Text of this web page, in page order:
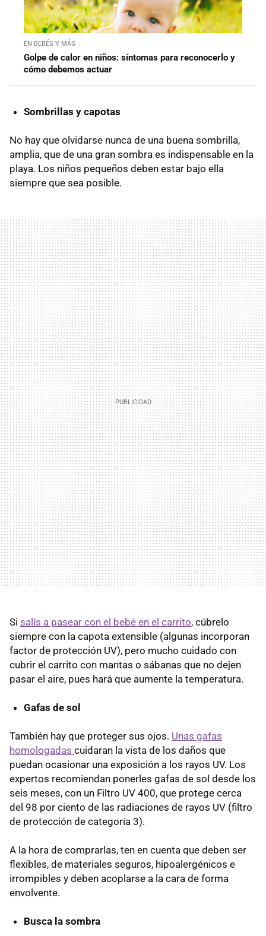
EN BEBÉS Y MÁS
Golpe de calor en niños: síntomas para reconocerlo y
cómo debemos actuar
Sombrillas y capotas
No hay que olvidarse nunca de una buena sombrilla,
amplia, que de una gran sombra es indispensable en la
playa. Los niños pequeños deben estar bajo ella
siempre que sea posible.
Si salís a pasear con el bebé en el carrito, cúbrelo
siempre con la capota extensible (algunas incorporan
factor de protección UV), pero mucho cuidado con
cubrir el carrito con mantas o sábanas que no dejen
pasar el aire, pues hará que aumente la temperatura.
Gafas de sol
También hay que proteger sus ojos. Unas gafas
homologadas cuidaran la vista de los daños que
puedan ocasionar una exposición a los rayos UV. Los
expertos recomiendan ponerles gafas de sol desde los
seis meses, con un Filtro UV 400, que protege cerca
del 98 por ciento de las radiaciones de rayos UV (filtro
de protección de categoría 3).
A la hora de comprarlas, ten en cuenta que deben ser
flexibles, de materiales seguros, hipoalergénicos e
irrompibles y deben acoplarse a la cara de forma
envolvente.
Busca la sombra